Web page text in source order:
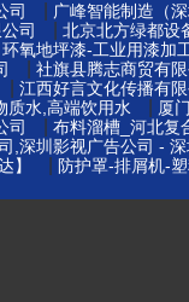
司 广峰智能制造（
司 北京北方绿都设
环氧地坪漆-工业用漆加
社旗县腾志商贸有限
江西好言文化传播有限
质水,高端饮用水
厦
司
布料溜槽_河北复
,深圳影视广告公司 -
】
防护罩-排屑机-